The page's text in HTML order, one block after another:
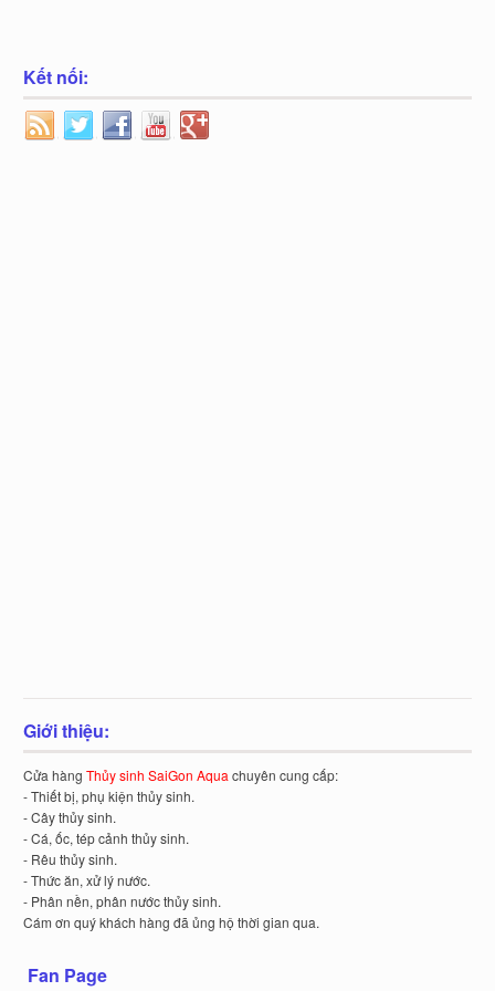
Kết nối:
Giới thiệu:
Cửa hàngThủy sinh SaiGon Aquachuyên cung cấp:
- Thiết bị, phụ kiện thủy sinh.
- Cây thủy sinh.
- Cá, ốc, tép cảnh thủy sinh.
- Rêu thủy sinh.
- Thức ăn, xử lý nước.
- Phân nền, phân nước thủy sinh.
Cám ơn quý khách hàng đã ủng hộ thời gian qua.
Fan Page